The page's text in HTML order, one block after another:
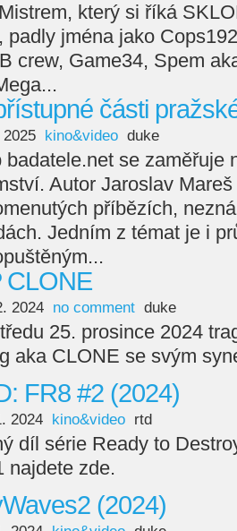
který si říká
padly jména jako
crew, Game34, Spem
části
kino&video duke
badatele.net se zaměřuje
Autor Jaroslav
příbězích,
Jedním z témat je i
CLONE
2024 no comment duke
25. prosince 2024
aka CLONE se svým
FR8 #2 (2024)
2024 kino&video rtd
díl série Ready to
najdete zde.
(2024)